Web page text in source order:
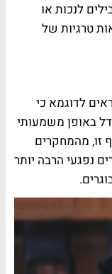
לנכות או
טרגיות של
לדוגמא כי
באופן משמעותי
זו, מהמחקרים
נפגעי הרבה יותר